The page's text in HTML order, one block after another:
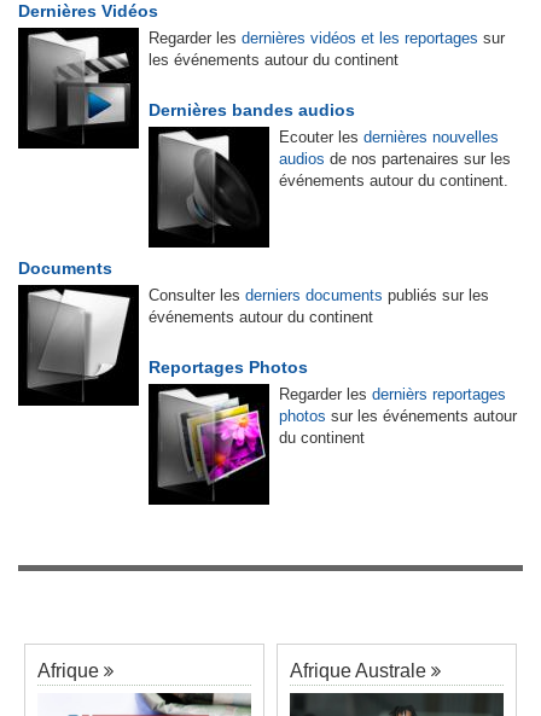
Dernières Vidéos
Regarder les dernières vidéos et les reportages sur
les événements autour du continent
Dernières bandes audios
Ecouter les dernières nouvelles
audios de nos partenaires sur les
événements autour du continent.
Documents
Consulter les derniers documents publiés sur les
événements autour du continent
Reportages Photos
Regarder les dernièrs reportages
photos sur les événements autour
du continent
Afrique Afrique Australe